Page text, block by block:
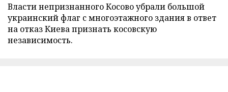
Власти непризнанного Косово убрали большой
украинский флаг с многоэтажного здания в ответ
на отказ Киева признать косовскую
независимость.